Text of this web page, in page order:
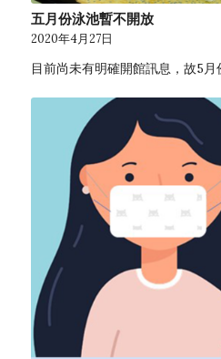
五月份泳池暫不開放
2020年4月27日
目前尚未有明確開館訊息，故5